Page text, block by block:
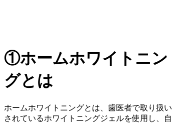
①ホームホワイトニン
グとは
ホームホワイトニングとは、歯医者で取り扱い
されているホワイトニングジェルを使用し、自